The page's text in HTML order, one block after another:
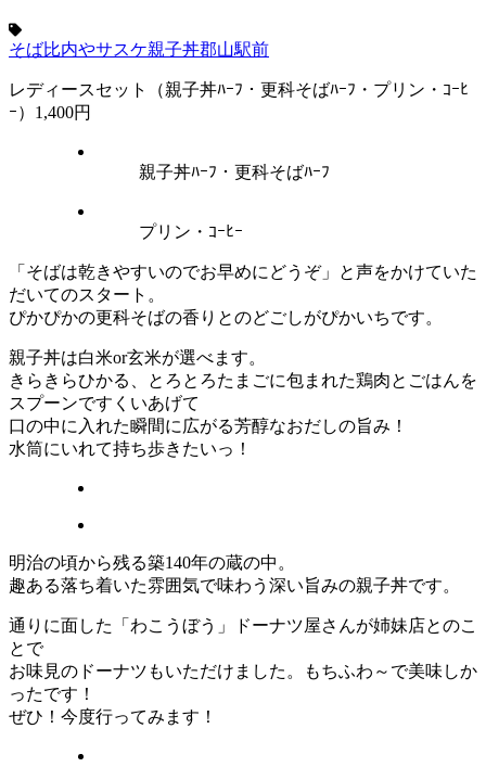
そば比内やサスケ親子丼郡山駅前
レディースセット（親子丼ﾊｰﾌ・更科そばﾊｰﾌ・プリン・ｺｰﾋ
ｰ）1,400円
親子丼ﾊｰﾌ・更科そばﾊｰﾌ
プリン・ｺｰﾋｰ
「そばは乾きやすいのでお早めにどうぞ」と声をかけていた
だいてのスタート。
ぴかぴかの更科そばの香りとのどごしがぴかいちです。
親子丼は白米or玄米が選べます。
きらきらひかる、とろとろたまごに包まれた鶏肉とごはんを
スプーンですくいあげて
口の中に入れた瞬間に広がる芳醇なおだしの旨み！
水筒にいれて持ち歩きたいっ！
明治の頃から残る築140年の蔵の中。
趣ある落ち着いた雰囲気で味わう深い旨みの親子丼です。
通りに面した「わこうぼう」ドーナツ屋さんが姉妹店とのこ
とで
お味見のドーナツもいただけました。もちふわ～で美味しか
ったです！
ぜひ！今度行ってみます！